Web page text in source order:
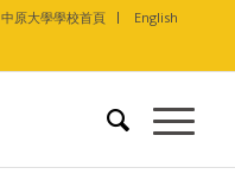
中原大學學校首頁 English